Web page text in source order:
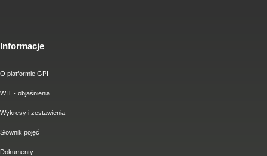
Informacje
O platformie GPI
WIT - objaśnienia
Wykresy i zestawienia
Słownik pojęć
Dokumenty